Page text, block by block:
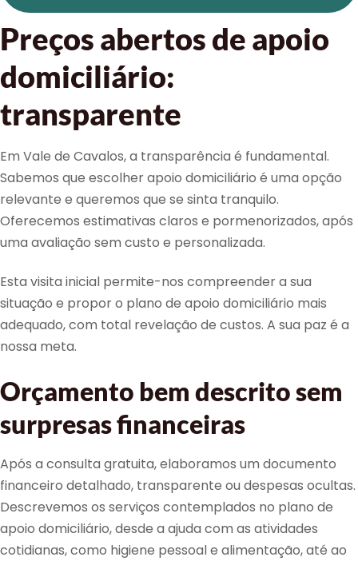
Preços abertos de apoio
domiciliário:
transparente
Em Vale de Cavalos, a transparência é fundamental.
Sabemos que escolher apoio domiciliário é uma opção
relevante e queremos que se sinta tranquilo.
Oferecemos estimativas claros e pormenorizados, após
uma avaliação sem custo e personalizada.
Esta visita inicial permite-nos compreender a sua
situação e propor o plano de apoio domiciliário mais
adequado, com total revelação de custos. A sua paz é a
nossa meta.
Orçamento bem descrito sem
surpresas financeiras
Após a consulta gratuita, elaboramos um documento
financeiro detalhado, transparente ou despesas ocultas.
Descrevemos os serviços contemplados no plano de
apoio domiciliário, desde a ajuda com as atividades
cotidianas, como higiene pessoal e alimentação, até ao